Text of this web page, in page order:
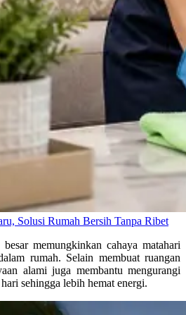
Solusi Rumah Bersih Tanpa Ribet
memungkinkan cahaya matahari
rumah. Selain membuat ruangan
alami juga membantu mengurangi
sehingga lebih hemat energi.